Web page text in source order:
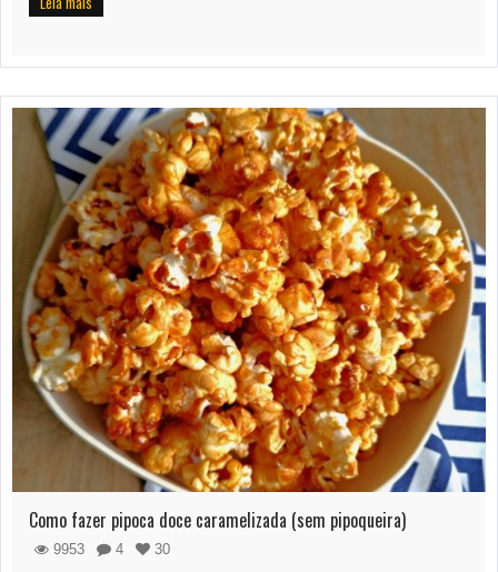
Como fazer pipoca doce caramelizada (sem pipoqueira)
9953 4
30